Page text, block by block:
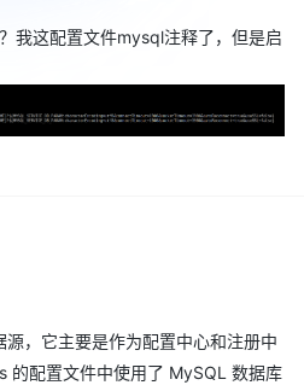
我这配置文件mysql注释了，但是启
，它主要是作为配置中心和注册中
的配置文件中使用了 MySQL 数据库